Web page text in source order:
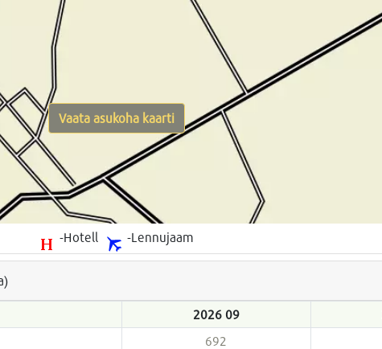
-Hotell -Lennujaam
Vaata asukoha kaarti
2026 09
692